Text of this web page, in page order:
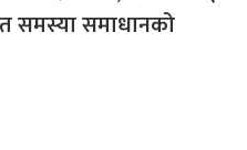
समस्या समाधानको